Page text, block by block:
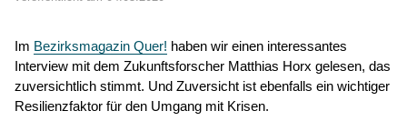
Im Bezirksmagazin Quer! haben wir einen interessantes
Interview mit dem Zukunftsforscher Matthias Horx gelesen, das
zuversichtlich stimmt. Und Zuversicht ist ebenfalls ein wichtiger
Resilienzfaktor für den Umgang mit Krisen.